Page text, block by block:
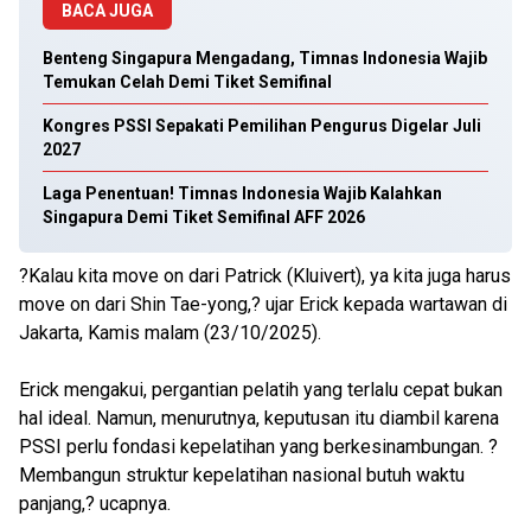
BACA JUGA
Benteng Singapura Mengadang, Timnas Indonesia Wajib
Temukan Celah Demi Tiket Semifinal
Kongres PSSI Sepakati Pemilihan Pengurus Digelar Juli
2027
Laga Penentuan! Timnas Indonesia Wajib Kalahkan
Singapura Demi Tiket Semifinal AFF 2026
?Kalau kita move on dari Patrick (Kluivert), ya kita juga harus
move on dari Shin Tae-yong,? ujar Erick kepada wartawan di
Jakarta, Kamis malam (23/10/2025).
Erick mengakui, pergantian pelatih yang terlalu cepat bukan
hal ideal. Namun, menurutnya, keputusan itu diambil karena
PSSI perlu fondasi kepelatihan yang berkesinambungan. ?
Membangun struktur kepelatihan nasional butuh waktu
panjang,? ucapnya.